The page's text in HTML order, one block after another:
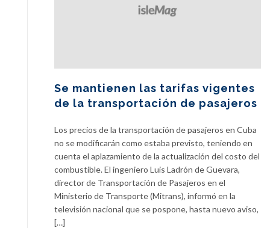
Se mantienen las tarifas vigentes
de la transportación de pasajeros
Los precios de la transportación de pasajeros en Cuba
no se modificarán como estaba previsto, teniendo en
cuenta el aplazamiento de la actualización del costo del
combustible. El ingeniero Luis Ladrón de Guevara,
director de Transportación de Pasajeros en el
Ministerio de Transporte (Mitrans), informó en la
televisión nacional que se pospone, hasta nuevo aviso,
[…]